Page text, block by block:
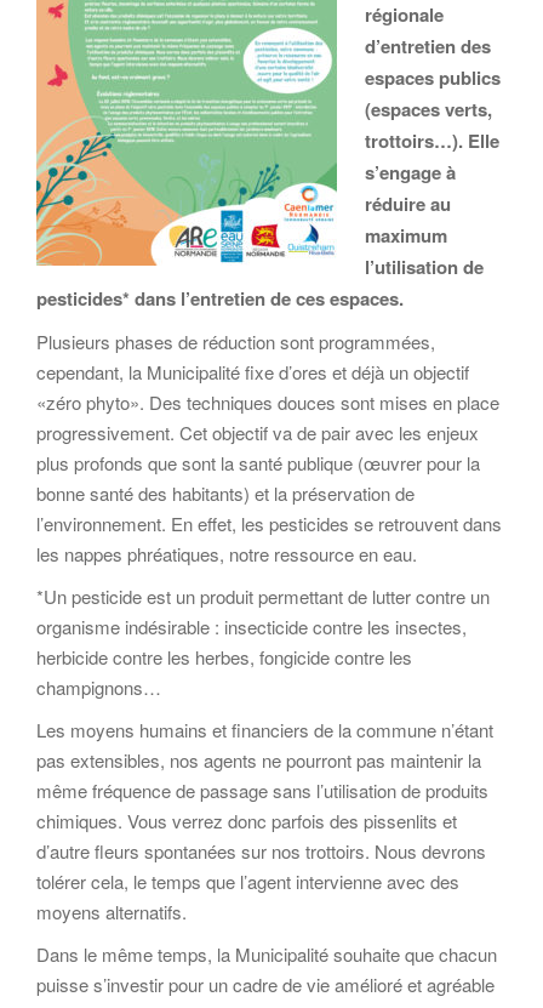
régionale
d’entretien des
espaces publics
(espaces verts,
trottoirs…). Elle
s’engage à
réduire au
maximum
l’utilisation de
pesticides* dans l’entretien de ces espaces.
Plusieurs phases de réduction sont programmées,
cependant, la Municipalité fixe d’ores et déjà un objectif
«zéro phyto». Des techniques douces sont mises en place
progressivement. Cet objectif va de pair avec les enjeux
plus profonds que sont la santé publique (œuvrer pour la
bonne santé des habitants) et la préservation de
l’environnement. En effet, les pesticides se retrouvent dans
les nappes phréatiques, notre ressource en eau.
*Un pesticide est un produit permettant de lutter contre un
organisme indésirable : insecticide contre les insectes,
herbicide contre les herbes, fongicide contre les
champignons…
Les moyens humains et financiers de la commune n’étant
pas extensibles, nos agents ne pourront pas maintenir la
même fréquence de passage sans l’utilisation de produits
chimiques. Vous verrez donc parfois des pissenlits et
d’autre fleurs spontanées sur nos trottoirs. Nous devrons
tolérer cela, le temps que l’agent intervienne avec des
moyens alternatifs.
Dans le même temps, la Municipalité souhaite que chacun
puisse s’investir pour un cadre de vie amélioré et agréable